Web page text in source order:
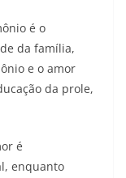
é o
da família,
e o amor
da prole,
é
enquanto